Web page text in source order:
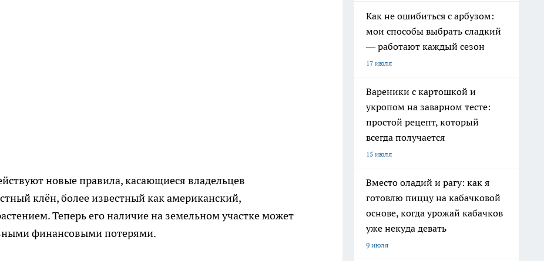
новые правила, касающиеся владельцев
клён, более известный как американский,
Теперь его наличие на земельном участке может
финансовыми потерями.
Как не ошибиться с арбузом:
мои способы выбрать сладкий
— работают каждый сезон
17 июля
Вареники с картошкой и
укропом на заварном тесте:
простой рецепт, который
всегда получается
15 июля
Вместо оладий и рагу: как я
готовлю пиццу на кабачковой
основе, когда урожай кабачков
уже некуда девать
9 июля